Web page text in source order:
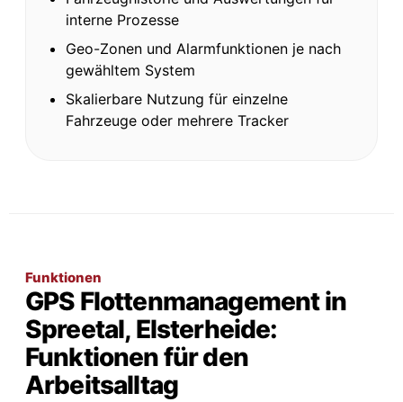
interne Prozesse
Geo-Zonen und Alarmfunktionen je nach
gewähltem System
Skalierbare Nutzung für einzelne
Fahrzeuge oder mehrere Tracker
Funktionen
GPS Flottenmanagement in
Spreetal, Elsterheide:
Funktionen für den
Arbeitsalltag